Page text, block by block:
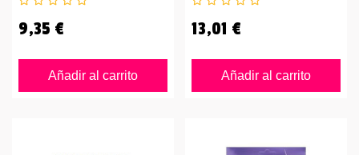
9,35 €
Añadir al carrito
13,01 €
Añadir al carrito